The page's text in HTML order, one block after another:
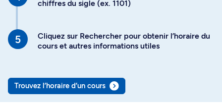
chiffres du sigle (ex. 1101)
Cliquez sur Rechercher pour obtenir l’horaire du
cours et autres informations utiles
Trouvez l’horaire d’un cours